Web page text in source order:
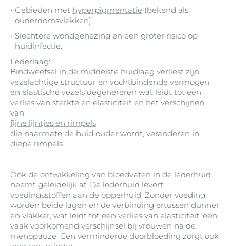
Gebieden met hyperpigmentatie (bekend als
ouderdomsvlekken).
Slechtere wondgenezing en een groter risico op
huidinfectie.
Lederlaag:
Bindweefsel in de middelste huidlaag verliest zijn
vezelachtige structuur en vochtbindende vermogen
en elastische vezels degenereren wat leidt tot een
verlies van sterkte en elasticiteit en het verschijnen
van
fijne lijntjes en rimpels
die naarmate de huid ouder wordt, veranderen in
diepe rimpels
.
Ook de ontwikkeling van bloedvaten in de lederhuid
neemt geleidelijk af. De lederhuid levert
voedingsstoffen aan de opperhuid. Zonder voeding
worden beide lagen en de verbinding ertussen dunner
en vlakker, wat leidt tot een verlies van elasticiteit, een
vaak voorkomend verschijnsel bij vrouwen na de
menopauze Een verminderde doorbloeding zorgt ook